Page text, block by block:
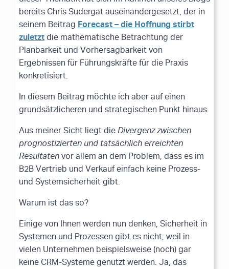
bereits Chris Sudergat auseinandergesetzt, der in
seinem Beitrag Forecast – die Hoffnung stirbt
zuletzt die mathematische Betrachtung der
Planbarkeit und Vorhersagbarkeit von
Ergebnissen für Führungskräfte für die Praxis
konkretisiert.
In diesem Beitrag möchte ich aber auf einen
grundsätzlicheren und strategischen Punkt hinaus.
Aus meiner Sicht liegt die Divergenz zwischen
prognostizierten und tatsächlich erreichten
Resultaten vor allem an dem Problem, dass es im
B2B Vertrieb und Verkauf einfach keine Prozess-
und Systemsicherheit gibt.
Warum ist das so?
Einige von Ihnen werden nun denken, Sicherheit in
Systemen und Prozessen gibt es nicht, weil in
vielen Unternehmen beispielsweise (noch) gar
keine CRM-Systeme genutzt werden. Ja, das